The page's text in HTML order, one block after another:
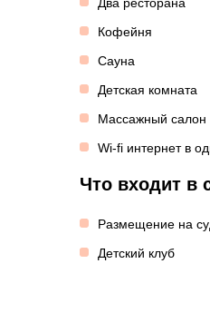
Кофейня
Сауна
Детская комната
Массажный салон
Wi-fi интернет в
Что входит в
Размещение на
Детский клуб